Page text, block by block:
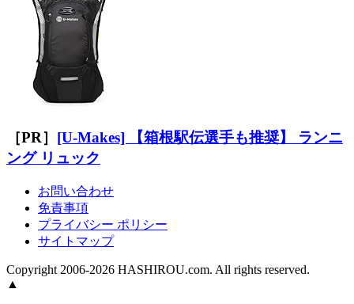
［PR］ [U-Makes] 【箱根駅伝選手も推奨】 ランニ
ング リュック
お問い合わせ
免責事項
プライバシー ポリシー
サイトマップ
Copyright 2006-2026 HASHIROU.com. All rights reserved.
▲